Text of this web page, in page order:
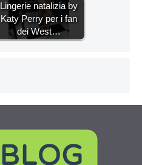
Lingerie natalizia by
Katy Perry per i fan
dei West…